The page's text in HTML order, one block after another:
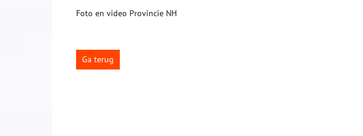
Foto en video Provincie NH
Ga terug